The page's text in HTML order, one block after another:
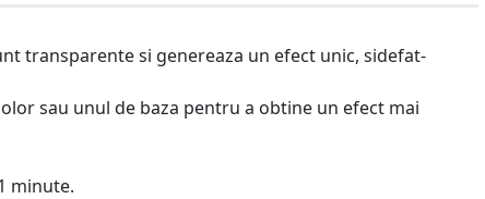
transparente si genereaza un efect unic, sidefat-
sau unul de baza pentru a obtine un efect mai
minute.